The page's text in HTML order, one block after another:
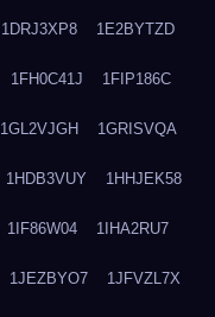
1DRJ3XP8 1E2BYTZD
1FH0C41J 1FIP186C
1GL2VJGH 1GRISVQA
1HDB3VUY 1HHJEK58
1IF86W04 1IHA2RU7
1JEZBYO7 1JFVZL7X